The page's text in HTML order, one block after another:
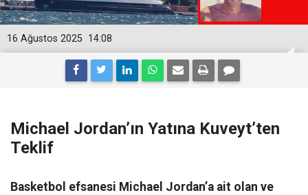
14:08
16 Ağustos 2025
Michael Jordan’ın Yatına Kuveyt’ten
Teklif
Basketbol efsanesi Michael Jordan’a ait olan ve